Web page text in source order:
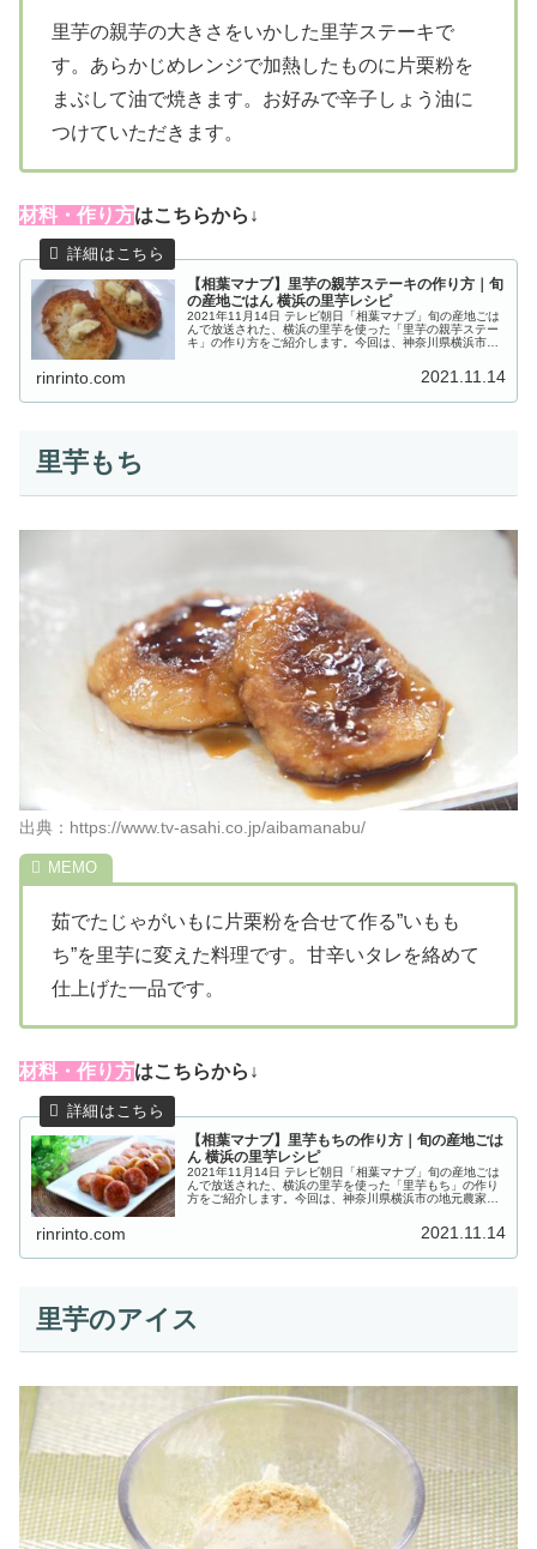
里芋の親芋の大きさをいかした里芋ステーキで
す。あらかじめレンジで加熱したものに片栗粉を
まぶして油で焼きます。お好みで辛子しょう油に
つけていただきます。
材料・作り方はこちらから↓
【相葉マナブ】里芋の親芋ステーキの作り方｜旬
の産地ごはん 横浜の里芋レシピ
2021年11月14日 テレビ朝日「相葉マナブ」旬の産地ごは
んで放送された、横浜の里芋を使った「里芋の親芋ステー
キ」の作り方をご紹介します。今回は、神奈川県横浜市の
rinrinto.com 2021.11.14
里芋もち
出典：https://www.tv-asahi.co.jp/aibamanabu/
茹でたじゃがいもに片栗粉を合せて作る”いもも
ち”を里芋に変えた料理です。甘辛いタレを絡めて
仕上げた一品です。
材料・作り方はこちらから↓
【相葉マナブ】里芋もちの作り方｜旬の産地ごは
ん 横浜の里芋レシピ
2021年11月14日 テレビ朝日「相葉マナブ」旬の産地ごは
んで放送された、横浜の里芋を使った「里芋もち」の作り
方をご紹介します。今回は、神奈川県横浜市の地元農家の
rinrinto.com 2021.11.14
里芋のアイス